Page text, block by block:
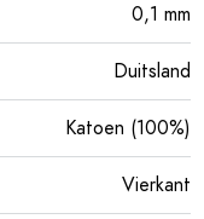
0,1 mm
Duitsland
Katoen (100%)
Vierkant